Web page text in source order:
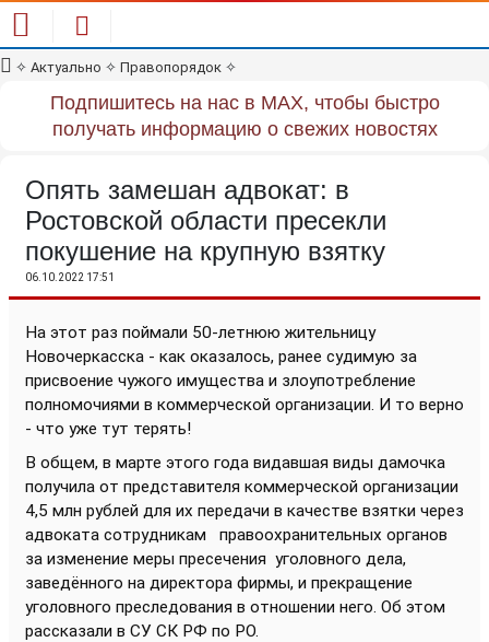
✧ Актуально ✧ Правопорядок ✧
Подпишитесь на нас в MAX, чтобы быстро
получать информацию о свежих новостях
Опять замешан адвокат: в
Ростовской области пресекли
покушение на крупную взятку
06.10.2022 17:51
На этот раз поймали 50-летнюю жительницу
Новочеркасска - как оказалось, ранее судимую за
присвоение чужого имущества и злоупотребление
полномочиями в коммерческой организации. И то верно
- что уже тут терять!
В общем, в марте этого года видавшая виды дамочка
получила от представителя коммерческой организации
4,5 млн рублей для их передачи в качестве взятки через
адвоката сотрудникам правоохранительных органов
за изменение меры пресечения уголовного дела,
заведённого на директора фирмы, и прекращение
уголовного преследования в отношении него. Об этом
рассказали в СУ СК РФ по РО.